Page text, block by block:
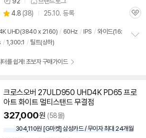
상
품
견
별
점
4.8 (상
리
뷰
38) 25.10. 등록
관
UHD(3840 x 2160) / 60Hz / IPS / 와이드(16:
/ 1,300:1 / 틸트(상하)
를 쉽게! 초보자 구매가이드
크로스오버 27ULD950 UHD4K PD65 프로
아트 화이트 멀티스탠드 무결점
327,000원 (58몰)
304,110원 [G마켓] 삼성카드 / 무이자 최대 24개월